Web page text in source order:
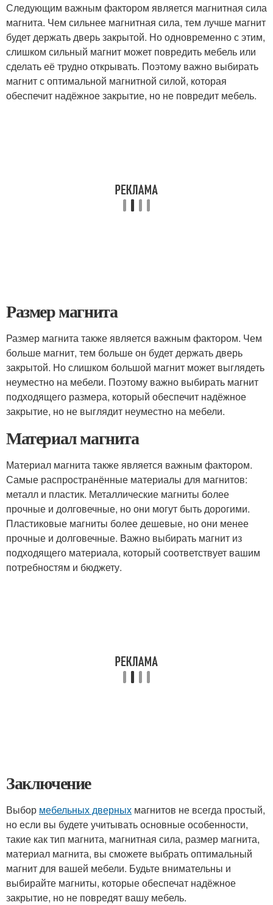
Следующим важным фактором является магнитная сила
магнита. Чем сильнее магнитная сила, тем лучше магнит
будет держать дверь закрытой. Но одновременно с этим,
слишком сильный магнит может повредить мебель или
сделать её трудно открывать. Поэтому важно выбирать
магнит с оптимальной магнитной силой, которая
обеспечит надёжное закрытие, но не повредит мебель.
Размер магнита
Размер магнита также является важным фактором. Чем
больше магнит, тем больше он будет держать дверь
закрытой. Но слишком большой магнит может выглядеть
неуместно на мебели. Поэтому важно выбирать магнит
подходящего размера, который обеспечит надёжное
закрытие, но не выглядит неуместно на мебели.
Материал магнита
Материал магнита также является важным фактором.
Самые распространённые материалы для магнитов:
металл и пластик. Металлические магниты более
прочные и долговечные, но они могут быть дорогими.
Пластиковые магниты более дешевые, но они менее
прочные и долговечные. Важно выбирать магнит из
подходящего материала, который соответствует вашим
потребностям и бюджету.
Заключение
Выбор мебельных дверных магнитов не всегда простый,
но если вы будете учитывать основные особенности,
такие как тип магнита, магнитная сила, размер магнита,
материал магнита, вы сможете выбрать оптимальный
магнит для вашей мебели. Будьте внимательны и
выбирайте магниты, которые обеспечат надёжное
закрытие, но не повредят вашу мебель.